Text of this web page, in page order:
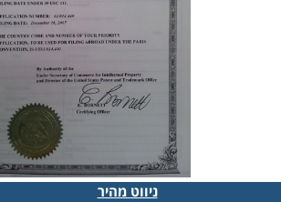
ניווט מהיר